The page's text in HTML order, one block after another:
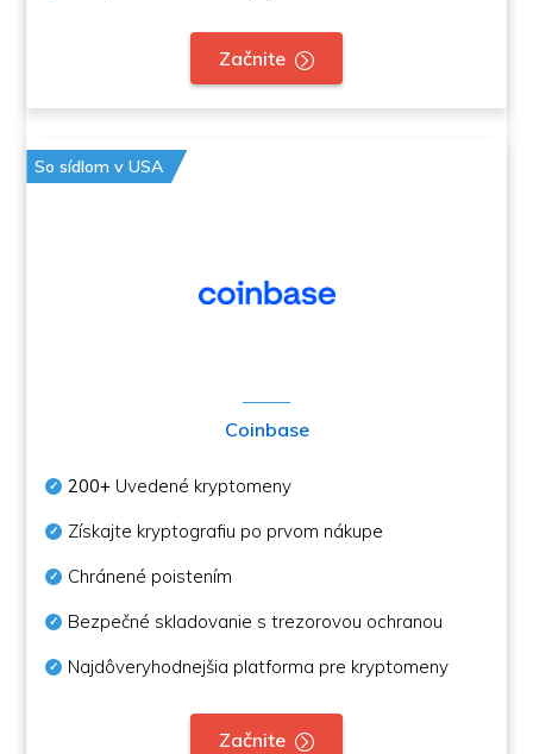
Začnite
So sídlom v USA
Coinbase
200+ Uvedené kryptomeny
Získajte kryptografiu po prvom nákupe
Chránené poistením
Bezpečné skladovanie s trezorovou ochranou
Najdôveryhodnejšia platforma pre kryptomeny
Začnite